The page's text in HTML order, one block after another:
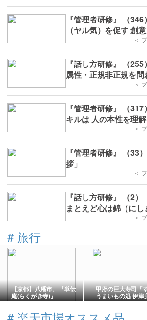
『管理者研修』 （
（ヤル気）を促す 創
＜ ブログ『社
『話し方研修』 （
属性・正規非正規を問
＜ ブログ『社
『管理者研修』 （
キルは 人の本性を理
＜ ブログ『社
『管理者研修』 （33
拶」
＜ ブログ『社
『話し方研修』 （2
まとえど心は錦（に
＜ ブログ『社
# 旅行
【京都】八幡市、『単伝
庵(らくがき寺)』
甲府の巨大寿司「
うまいもの処 伊津
実食レビュー｜デ
雑状況